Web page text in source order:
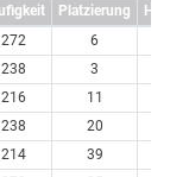
Platzierung
272 6
238 3
216 11
238 20
214 39